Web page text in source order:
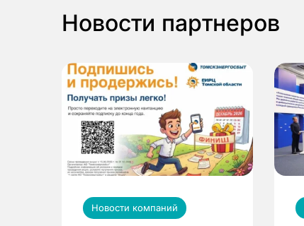
Новости партнеров
Новости компаний